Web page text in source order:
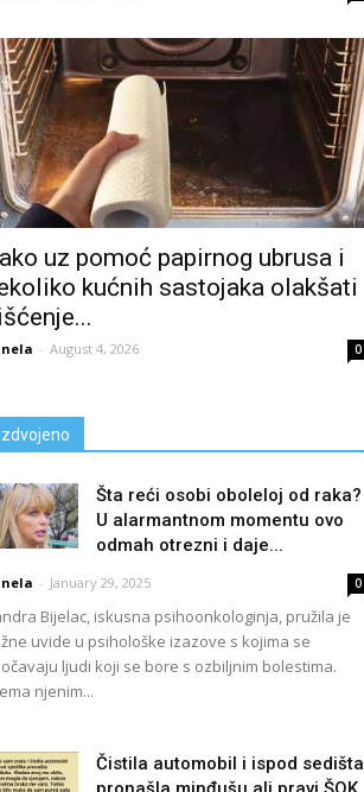
uz pomoć papirnog ubrusa i
kućnih sastojaka olakšati
- August 4, 2026 0
Šta reći osobi oboleloj od raka?
U alarmantnom momentu ovo
odmah otrezni i daje...
- January 29, 2025 0
Bijelac, iskusna psihoonkologinja, pružila je
uvide u psihološke izazove s kojima se
ljudi koji se bore s ozbiljnim bolestima.
njenim...
Čistila automobil i ispod sedišta